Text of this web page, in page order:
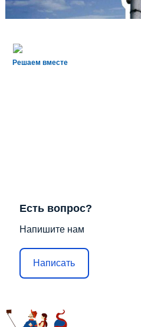
Решаем вместе
Есть вопрос?
Напишите нам
Написать